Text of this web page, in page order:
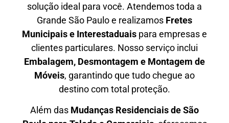
solução ideal para você. Atendemostoda a
Grande São Pauloe realizamos Fretes
Municipais e Interestaduais para empresas e
clientes particulares. Nosso serviço inclui
Embalagem, Desmontagem e Montagem de
Móveis, garantindo que tudo chegue ao
destino com total proteção.
Além das Mudanças Residenciais de São